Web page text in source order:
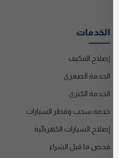
الخدمات
إصلاح المكيف
الخدمة الصغرى
الخدمة الكبرى
خدمة سحب وقطر السيارات
إصلاح السيارات الكهربائية
فحص ما قبل الشراء